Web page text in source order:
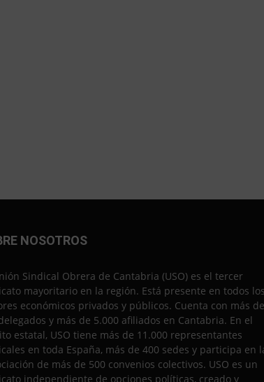
NOSOTROS
Sindical Obrera de Cantabria (USO) es el tercer
mayoritario en la región. Está presente en todos los
económicos privados y públicos. Cuenta con más de
y más de 5.000 afiliados en Cantabria. En el
estatal, USO tiene más de 11.000 representantes
en toda España, más de 400 sedes y participa en
de más de 500 convenios colectivos. USO es un
independiente de opciones políticas, creado y